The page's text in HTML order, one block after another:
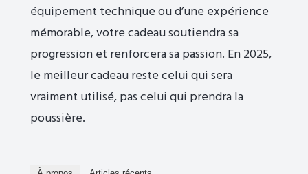
équipement technique ou d’une expérience
mémorable, votre cadeau soutiendra sa
progression et renforcera sa passion. En 2025,
le meilleur cadeau reste celui qui sera
vraiment utilisé, pas celui qui prendra la
poussière.